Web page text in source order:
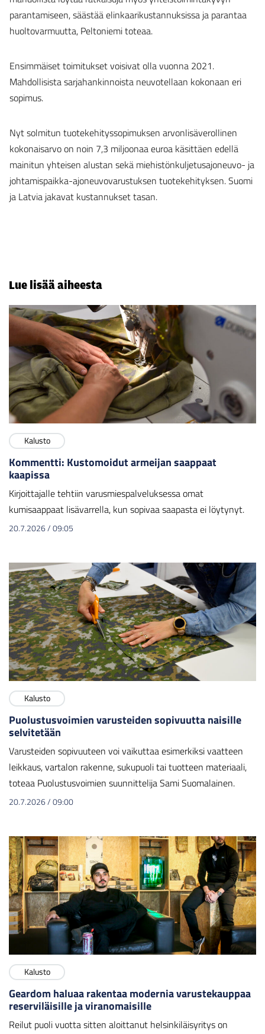
parantamiseen, säästää elinkaarikustannuksissa ja parantaa
huoltovarmuutta, Peltoniemi toteaa.
Ensimmäiset toimitukset voisivat olla vuonna 2021.
Mahdollisista sarjahankinnoista neuvotellaan kokonaan eri
sopimus.
Nyt solmitun tuotekehityssopimuksen arvonlisäverollinen
kokonaisarvo on noin 7,3 miljoonaa euroa käsittäen edellä
mainitun yhteisen alustan sekä miehistönkuljetusajoneuvo- ja
johtamispaikka-ajoneuvovarustuksen tuotekehityksen. Suomi
ja Latvia jakavat kustannukset tasan.
Lue lisää aiheesta
Kalusto
Kommentti: Kustomoidut armeijan saappaat
kaapissa
Kirjoittajalle tehtiin varusmiespalveluksessa omat
kumisaappaat lisävarrella, kun sopivaa saapasta ei löytynyt.
20.7.2026/09:05
Kalusto
Puolustusvoimien varusteiden sopivuutta naisille
selvitetään
Varusteiden sopivuuteen voi vaikuttaa esimerkiksi vaatteen
leikkaus, vartalon rakenne, sukupuoli tai tuotteen materiaali,
toteaa Puolustusvoimien suunnittelija Sami Suomalainen.
20.7.2026/09:00
Kalusto
Geardom haluaa rakentaa modernia varustekauppaa
reserviläisille ja viranomaisille
Reilut puoli vuotta sitten aloittanut helsinkiläisyritys on